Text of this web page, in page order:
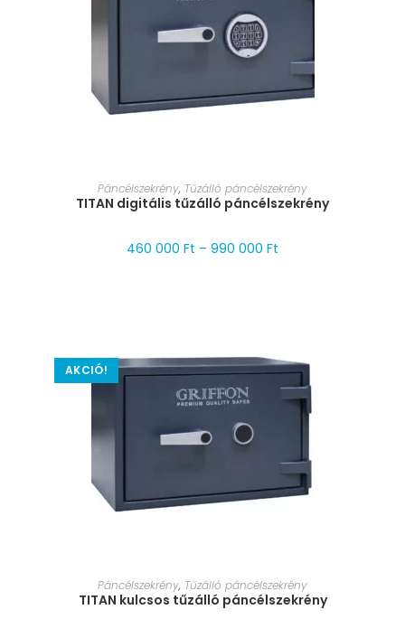
MÉRET VÁLASZTÁSA
Páncélszekrény, Tűzálló páncélszekrény
TITAN digitális tűzálló páncélszekrény
460 000 Ft – 990 000 Ft
AKCIÓ!
MÉRET VÁLASZTÁSA
Páncélszekrény, Tűzálló páncélszekrény
TITAN kulcsos tűzálló páncélszekrény